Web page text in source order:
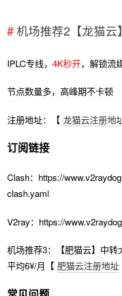
机场推荐2【龙猫云】
IPLC专线，4K秒开，解锁流
节点数量多，高峰期不卡顿
注册地址：【 龙猫云注册地
订阅链接
Clash：https://
clash.yaml
V2ray：https://
机场推荐3：【肥猫云】中转
平均6¥/月【 肥猫云注册地址